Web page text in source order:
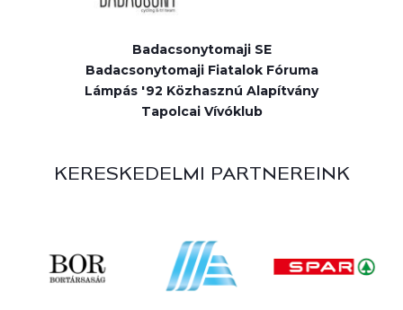
Badacsonytomaji SE
Badacsonytomaji Fiatalok Fóruma
Lámpás '92 Közhasznú Alapítvány
Tapolcai Vívóklub
KERESKEDELMI PARTNEREINK